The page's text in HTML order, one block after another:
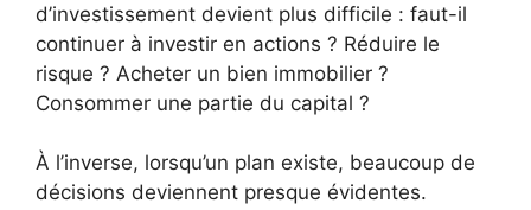
d’investissement devient plus difficile : faut-il
continuer à investir en actions ? Réduire le
risque ? Acheter un bien immobilier ?
Consommer une partie du capital ?
À l’inverse, lorsqu’un plan existe, beaucoup de
décisions deviennent presque évidentes.